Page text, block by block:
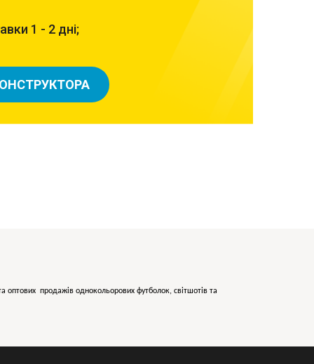
1 - 2 дні;
оптових продажів однокольорових футболок, світшотів та